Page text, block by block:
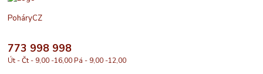
PoháryCZ
773 998 998
Út - Čt - 9,00 -16,00 Pá - 9,00 -12,00